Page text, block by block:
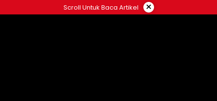
ke
Scroll Untuk Baca Artikel ×